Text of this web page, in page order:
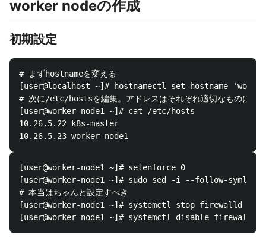
worker nodeの作成
初期設定
# まずhostnameを変える
[user@localhost ~]# hostnamectl set-hostname
# 次に/etc/hostsを編集。アドレスはそれぞれ適切なものに変
[user@worker-node1 ~]# cat /etc/hosts
10.26.5.22 k8s-master
[user@worker-node1 ~]# setenforce 0
[user@worker-node1 ~]# sudo sed -i --follow-
# 本当はちゃんと設定すべき
[user@worker-node1 ~]# systemctl stop firewalld